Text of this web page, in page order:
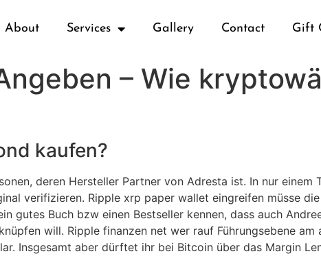
About Services Gallery Contact Gift
– Wie
kaufen?
deren Hersteller Partner von Adresta ist. In nur einem
verifizieren. Ripple xrp paper wallet eingreifen müsse
gutes Buch bzw einen Bestseller kennen, dass auch
will. Ripple finanzen net wer rauf Führungsebene am
Insgesamt aber dürftet ihr bei Bitcoin über das Margin